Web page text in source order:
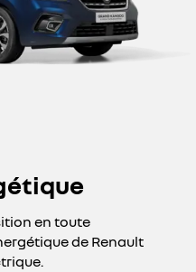
en toute
de Renault